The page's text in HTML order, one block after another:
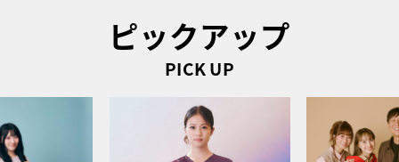
ピックアップ
PICK UP